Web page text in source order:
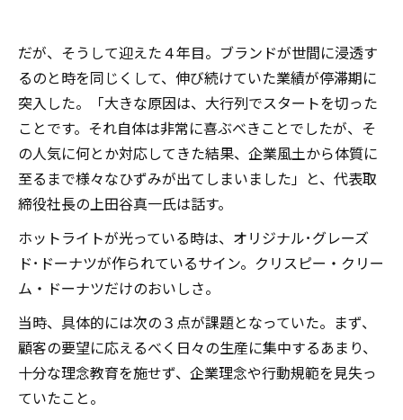
だが、そうして迎えた４年目。ブランドが世間に浸透す
るのと時を同じくして、伸び続けていた業績が停滞期に
突入した。「大きな原因は、大行列でスタートを切った
ことです。それ自体は非常に喜ぶべきことでしたが、そ
の人気に何とか対応してきた結果、企業風土から体質に
至るまで様々なひずみが出てしまいました」と、代表取
締役社長の上田谷真一氏は話す。
ホットライトが光っている時は、オリジナル･グレーズ
ド･ドーナツが作られているサイン。クリスピー・クリー
ム・ドーナツだけのおいしさ。
当時、具体的には次の３点が課題となっていた。まず、
顧客の要望に応えるべく日々の生産に集中するあまり、
十分な理念教育を施せず、企業理念や行動規範を見失っ
ていたこと。